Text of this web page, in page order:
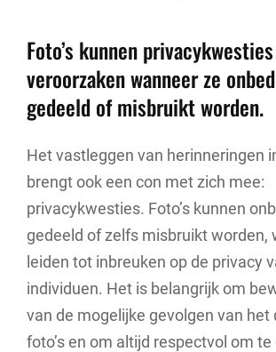
Foto’s kunnen privacykwesties
veroorzaken wanneer ze
gedeeld of misbruikt worden.
Het vastleggen van herinneringen
brengt ook een con met zich mee:
privacykwesties. Foto’s kunnen
gedeeld of zelfs misbruikt worden,
leiden tot inbreuken op de privacy
individuen. Het is belangrijk om
van de mogelijke gevolgen van het
foto’s en om altijd respectvol om